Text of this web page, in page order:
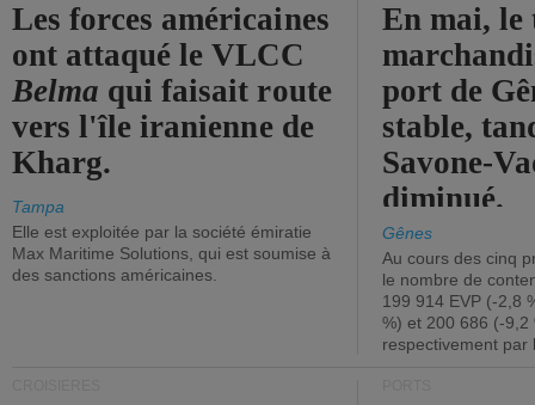
Les forces américaines
ont attaqué le VLCC
Belma qui faisait route
vers l'île iranienne de
Kharg.
Tampa
Elle est exploitée par la société émiratie
Max Maritime Solutions, qui est soumise à
des sanctions américaines.
En mai, le
port de
stable,
Savone-
diminué.
Gênes
Au cours des cinq
le nombre de
199 914 EVP (-2,8
%) et 200 686 (-9,2
respectivement par